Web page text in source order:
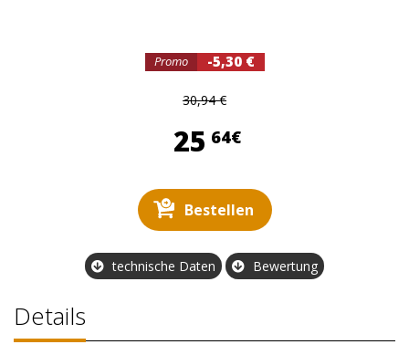
Promo -5,30 €
30,94 €
25 64€25,64 €
Bestellen
technische Daten Bewertung
Details